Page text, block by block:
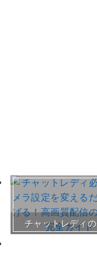
チャットレディ
おすすめチャトレ
サイト